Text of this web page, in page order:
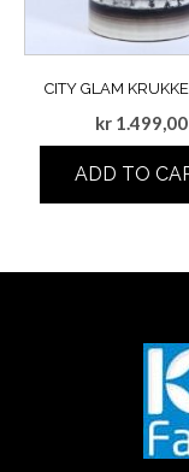
CITY GLAM
kr 1.499,00
ADD TO